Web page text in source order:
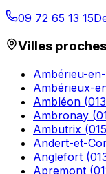
09 72 65 13 15
Villes
Ambérieu-
Ambérieux-
Ambléon (
Ambronay (
Ambutrix (
Andert-et-
Anglefort (
Apremont (